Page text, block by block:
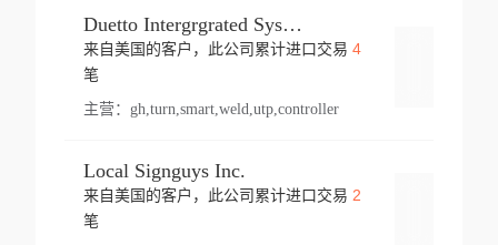
Duetto Intergrgrated Systems Inc.
来自美国的客户，此公司累计进口交易 4
笔
主营： gh,turn,smart,weld,utp,controller
Local Signguys Inc.
来自美国的客户，此公司累计进口交易 2
笔